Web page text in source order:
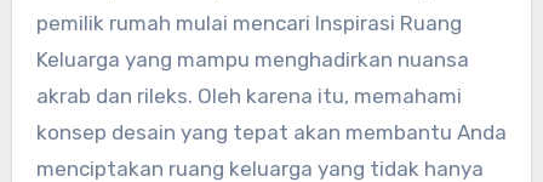
pemilik rumah mulai mencari Inspirasi Ruang
Keluarga yang mampu menghadirkan nuansa
akrab dan rileks. Oleh karena itu, memahami
konsep desain yang tepat akan membantu Anda
menciptakan ruang keluarga yang tidak hanya